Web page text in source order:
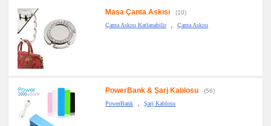
Masa Çanta Askısı
(10)
Çanta Askısı Katlanabilir
, Çanta Askısı
PowerBank & Şarj Kablosu
(56)
PowerBank
, Şarj Kablosu